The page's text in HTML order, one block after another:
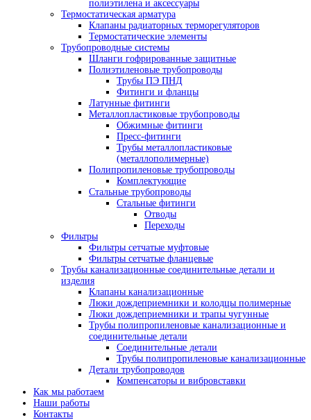
полиэтилена и аксессуары
Термостатическая арматура
Клапаны радиаторных терморегуляторов
Термостатические элементы
Трубопроводные системы
Шланги гофрированные защитные
Полиэтиленовые трубопроводы
Трубы ПЭ ПНД
Фитинги и фланцы
Латунные фитинги
Металлопластиковые трубопроводы
Обжимные фитинги
Пресс-фитинги
Трубы металлопластиковые
(металлополимерные)
Полипропиленовые трубопроводы
Комплектующие
Стальные трубопроводы
Стальные фитинги
Отводы
Переходы
Фильтры
Фильтры сетчатые муфтовые
Фильтры сетчатые фланцевые
Трубы канализационные соединительные детали и
изделия
Клапаны канализационные
Люки дождеприемники и колодцы полимерные
Люки дождеприемники и трапы чугунные
Трубы полипропиленовые канализационные и
соединительные детали
Соединительные детали
Трубы полипропиленовые канализационные
Детали трубопроводов
Компенсаторы и вибровставки
Как мы работаем
Наши работы
Контакты